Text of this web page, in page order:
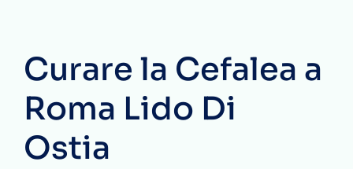
Curare la Cefalea a
Roma Lido Di
Ostia